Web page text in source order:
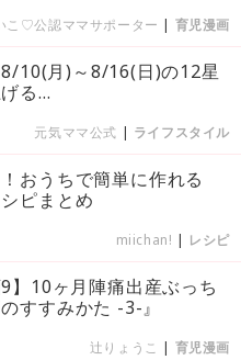
こ♡公認ママサポーター | 育児漫画
8/10(月)～8/16(日)の12星
る...
元気ママ公式 | ライフスタイル
おうちで簡単に作れる
ピまとめ
miichan! | レシピ
9】10ヶ月陣痛出産ぶっち
すすみかた -3-』
辻りょうこ | 育児漫画